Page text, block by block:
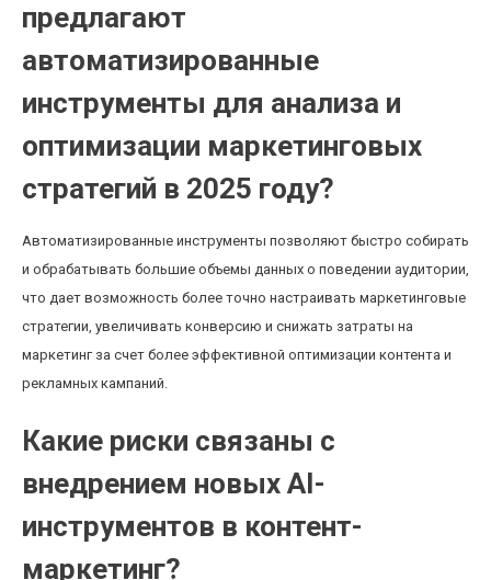
предлагают
автоматизированные
инструменты для анализа и
оптимизации маркетинговых
стратегий в 2025 году?
Автоматизированные инструменты позволяют быстро собирать
и обрабатывать большие объемы данных о поведении аудитории,
что дает возможность более точно настраивать маркетинговые
стратегии, увеличивать конверсию и снижать затраты на
маркетинг за счет более эффективной оптимизации контента и
рекламных кампаний.
Какие риски связаны с
внедрением новых AI-
инструментов в контент-
маркетинг?